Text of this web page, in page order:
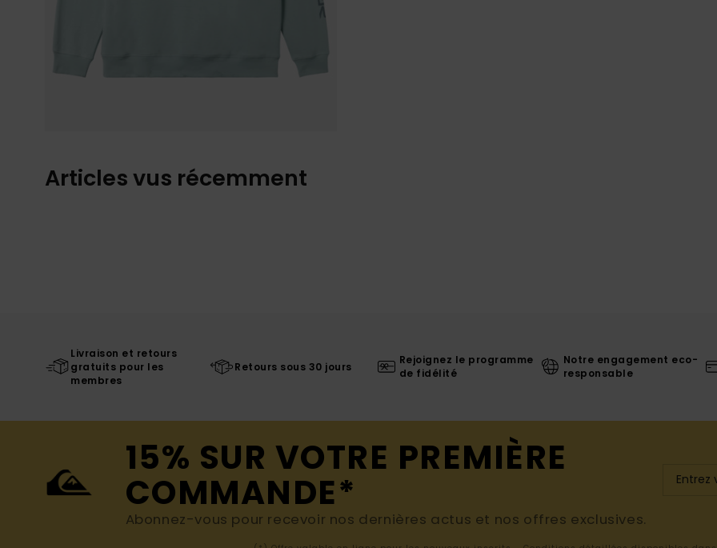
Articles vus récemment
Livraison et retours
gratuits pour les
membres
Retours sous 30 jours
Rejoignez le programme
de fidélité
Notre engagement eco-
responsable
15% SUR VOTRE PREMIÈRE
COMMANDE*
Abonnez-vous pour recevoir nos dernières actus et nos offres exclusives.